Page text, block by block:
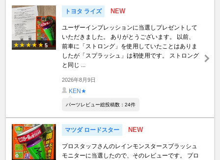
5
トヨタ ライズ NEW
ユーザーインプレッションに当選しプレゼントして
いただきました。 ありがとうございます。 以前、
前車に「ストロング」を使用していたことはありま
したが「スプラッシュ」は初使用です。 ストロング
と同じ ...
2026年8月9日
KEN★
パーツレビュー総投稿数：24件
マツダ ロードスター NEW
プロスタッフさんのレインモンスタースプラッシュ
モニターに当選したので、そのレビューです。 プロ